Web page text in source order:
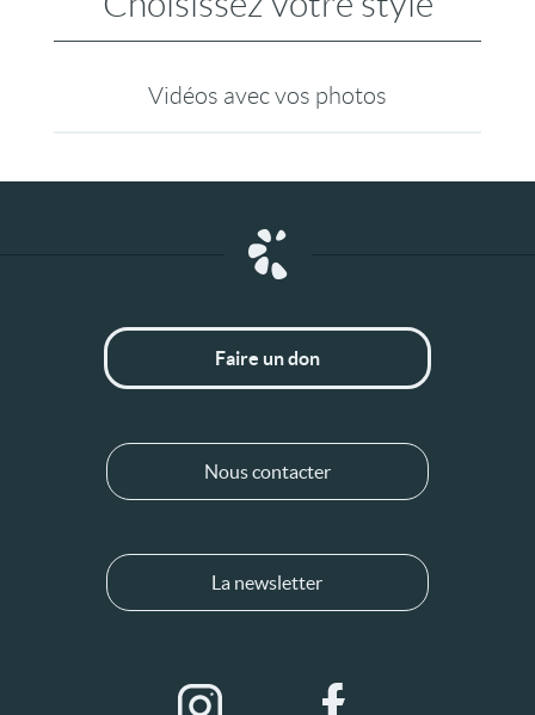
Vidéos avec vos photos
Faire un don
Nous contacter
La newsletter